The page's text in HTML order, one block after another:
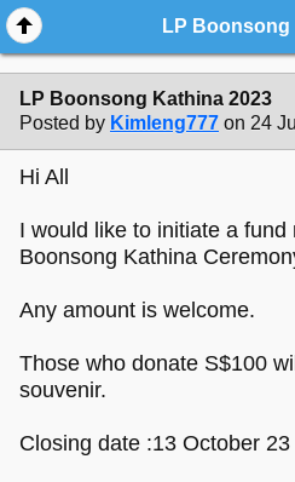
LP Boonsong Kathina 2023
Posted by Kimleng777 on 24
Hi All
I would like to initiate a fund
Boonsong Kathina
Any amount is welcome.
Those who donate S$100
souvenir.
Closing date :13 October 23